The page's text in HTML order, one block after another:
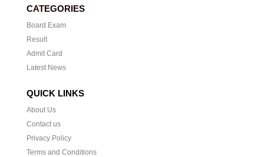
CATEGORIES
Board Exam
Result
Admit Card
Latest News
QUICK LINKS
About Us
Contact us
Privacy Policy
Terms and Conditions